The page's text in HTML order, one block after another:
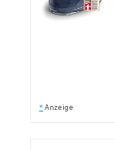
* Anzeige